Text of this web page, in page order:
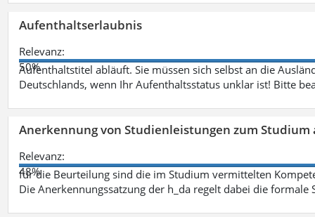
Aufenthaltserlaubnis
Relevanz:
50%
Aufenthaltstitel abläuft. Sie müssen sich selbst an die
Deutschlands, wenn Ihr Aufenthaltsstatus unklar ist! Bitte
Anerkennung von Studienleistungen zum Studium
Relevanz:
48%
für die Beurteilung sind die im Studium vermittelten
Die Anerkennungssatzung der h_da regelt dabei die formale